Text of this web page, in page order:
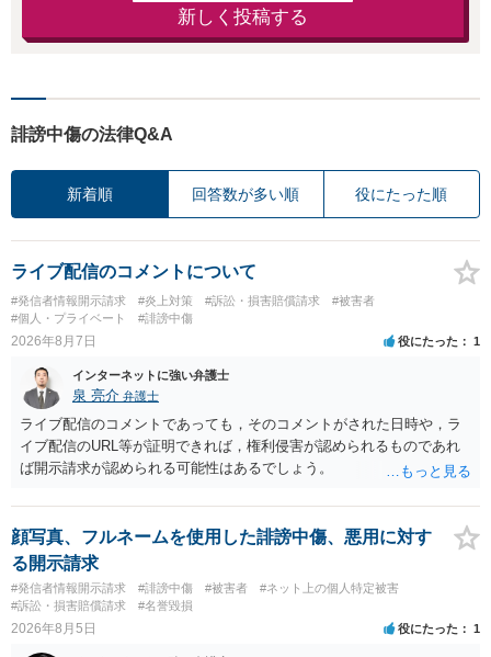
新しく投稿する
誹謗中傷の法律Q&A
新着順 回答数が多い順 役にたった順
ライブ配信のコメントについて
#発信者情報開示請求 #炎上対策 #訴訟・損害賠償請求
#被害者
#個人・プライベート
#誹謗中傷
2026年8月7日 役にたった 1
インターネットに強い弁護士
泉 亮介 弁護士
ライブ配信のコメントであっても，そのコメントがされた日時や，ラ
イブ配信のURL等が証明できれば，権利侵害が認められるものであれ
ば開示請求が認められる可能性はあるでしょう。
顔写真、フルネームを使用した誹謗中傷、悪用に対す
る開示請求
#発信者情報開示請求 #誹謗中傷 #被害者
#ネット上の個人特定被害
#訴訟・損害賠償請求
#名誉毀損
2026年8月5日 役にたった 1